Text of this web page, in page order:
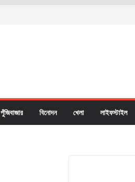
পুঁজিবাজার বিনোদন খেলা লাইফস্টাইল